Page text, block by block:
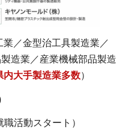
業／金型治工具製造業／
造業／産業機械部品製造
内大手製造業多数）
活動スタート）